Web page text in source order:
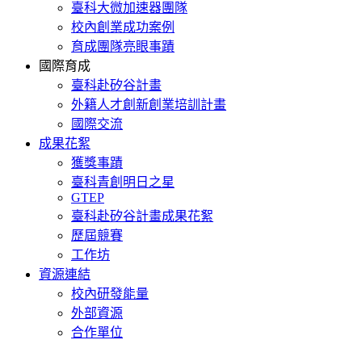
臺科大微加速器團隊
校內創業成功案例
育成團隊亮眼事蹟
國際育成
臺科赴矽谷計畫
外籍人才創新創業培訓計畫
國際交流
成果花絮
獲獎事蹟
臺科青創明日之星
GTEP
臺科赴矽谷計畫成果花絮
歷屆競賽
工作坊
資源連結
校內研發能量
外部資源
合作單位